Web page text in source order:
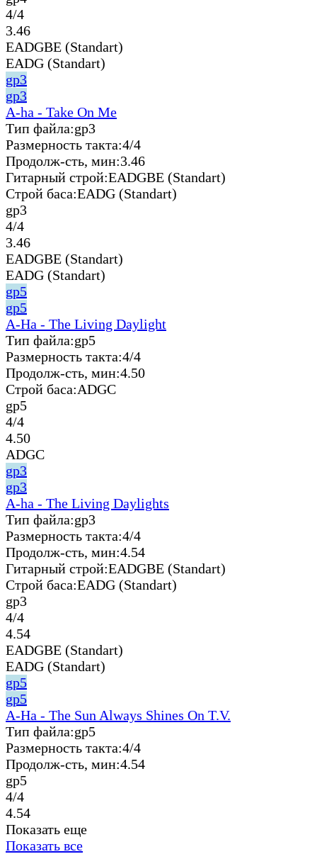
4/4
3.46
EADGBE (Standart)
EADG (Standart)
gp3
gp3
A-ha - Take On Me
Тип файла:gp3
Размерность такта:4/4
Продолж-сть, мин:3.46
Гитарный строй:EADGBE (Standart)
Строй баса:EADG (Standart)
gp3
4/4
3.46
EADGBE (Standart)
EADG (Standart)
gp5
gp5
A-Ha - The Living Daylight
Тип файла:gp5
Размерность такта:4/4
Продолж-сть, мин:4.50
Строй баса:ADGC
gp5
4/4
4.50
ADGC
gp3
gp3
A-ha - The Living Daylights
Тип файла:gp3
Размерность такта:4/4
Продолж-сть, мин:4.54
Гитарный строй:EADGBE (Standart)
Строй баса:EADG (Standart)
gp3
4/4
4.54
EADGBE (Standart)
EADG (Standart)
gp5
gp5
A-Ha - The Sun Always Shines On T.V.
Тип файла:gp5
Размерность такта:4/4
Продолж-сть, мин:4.54
gp5
4/4
4.54
Показать еще
Показать все